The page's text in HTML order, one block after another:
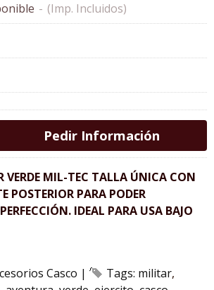
- (Imp. Incluidos)
Pedir Información
VERDE MIL-TEC TALLA ÚNICA CON
POSTERIOR PARA PODER
IDEAL PARA USA BAJO
Casco | Tags: militar